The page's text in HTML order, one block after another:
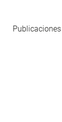
Publicaciones